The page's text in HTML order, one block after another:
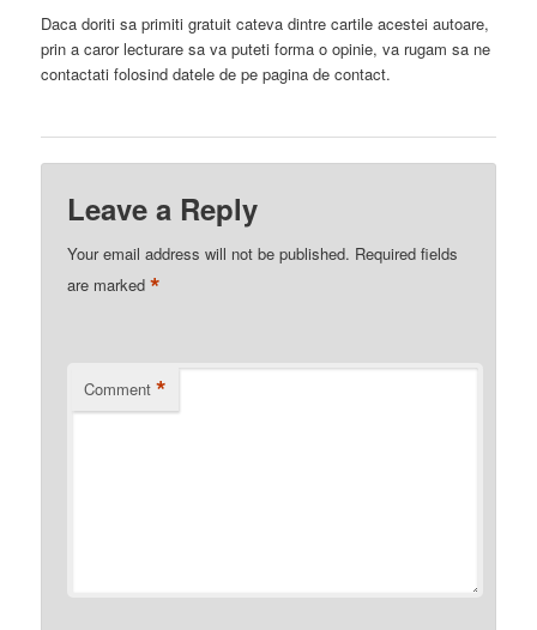
Daca doriti sa primiti gratuit cateva dintre cartile acestei autoare,
prin a caror lecturare sa va puteti forma o opinie, va rugam sa ne
contactati folosind datele de pe pagina de contact.
Leave a Reply
Your email address will not be published. Required fields
are marked*
Comment *